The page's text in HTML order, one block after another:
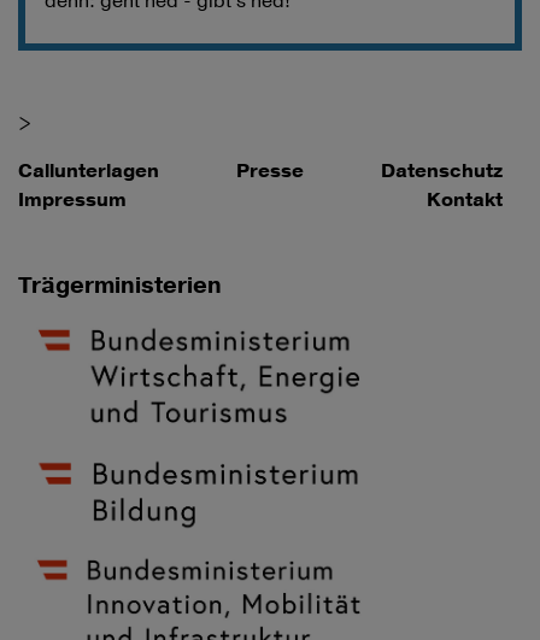
>
Callunterlagen Presse
Datenschutz
Impressum
Kontakt
Trägerministerien